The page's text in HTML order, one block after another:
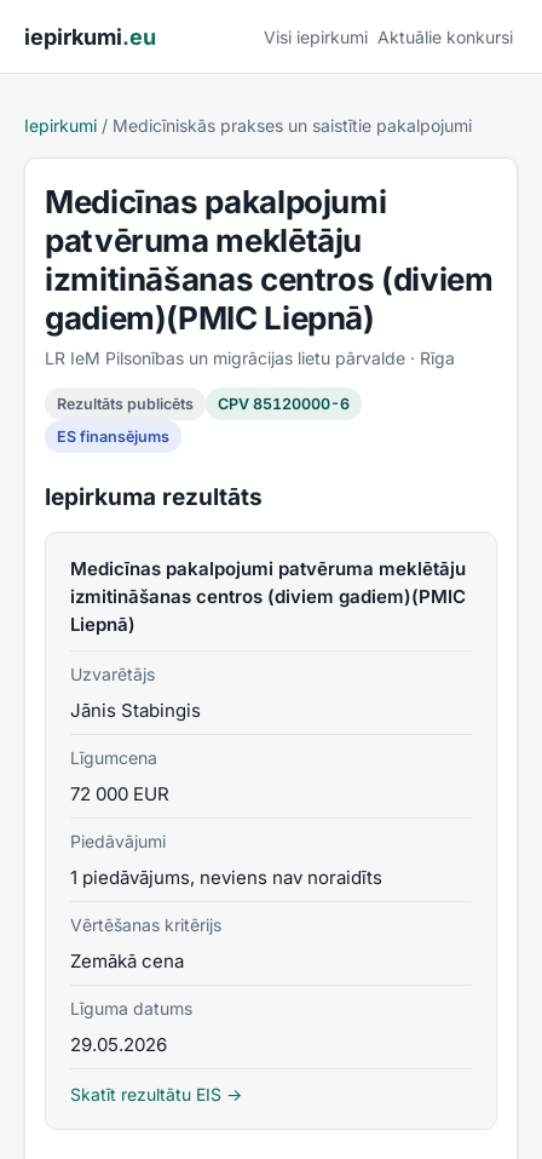
iepirkumi.eu Visi iepirkumi Aktuālie konkursi
Iepirkumi / Medicīniskās prakses un saistītie pakalpojumi
Medicīnas pakalpojumi
patvēruma meklētāju
izmitināšanas centros (diviem
gadiem)(PMIC Liepnā)
LR IeM Pilsonības un migrācijas lietu pārvalde · Rīga
Rezultāts publicēts CPV 85120000-6
ES finansējums
Iepirkuma rezultāts
Medicīnas pakalpojumi patvēruma meklētāju
izmitināšanas centros (diviem gadiem)(PMIC
Liepnā)
Uzvarētājs
Jānis Stabingis
Līgumcena
72 000 EUR
Piedāvājumi
1 piedāvājums, neviens nav noraidīts
Vērtēšanas kritērijs
Zemākā cena
Līguma datums
29.05.2026
Skatīt rezultātu EIS →